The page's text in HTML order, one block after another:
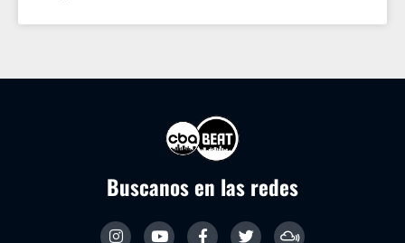
Buscanos en las redes